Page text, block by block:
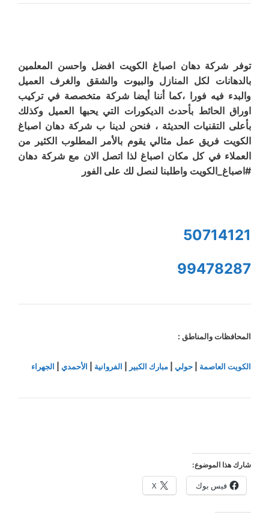
توفر شركة دهان اصباغ الكويت افضل واحسن المعلمين
بالدهانات لكل المنازل والبيوت والشقق والغرف العميل
والبدء فيه فورا ،كما أننا أيضا شركة متخصصة في تركيب
اوراق الحائط بأحدث الديكورات التي يحبها العميل وكذلك
بأعلى التقنيات الحديثة ، فنحن لدينا ب شركة دهان اصباغ
الكويت فريق عمل مثالي يقوم بالأمر المطلوب الكثير من
العملاء في كل مكان اصباغ لذا اتصل الان مع شركة دهان
#اصباغ_الكويت واطلبنا لنصل لك على الفور
50714121
99478287
المحافظات والمناطق :
الكويت العاصمة حولي مبارك الكبير الفروانية الأحمدي الجهراء
شارك هذا الموضوع:
فيس بوك X